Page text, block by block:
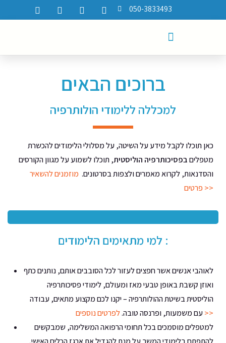
050-3833493
ברוכים הבאים
למכללה ללימודי הולותרפיה
כאן תוכלו לקבל מידע על השיטה, על מסלולי הלימודים להכשרת
מטפליםבפסיכותרפיה הוליסטית, תוכלו לשמוע על מגוון הקורסים
והסדנאות, לקרוא מאמרים ולצפות בסרטונים. מוזמנים להשאיר
פרטים>>
למי מתאימים הלימודים :
לאוהבי אנשים אשר חפצים לעזור לכל הסובבים אותם, נותנים כתף
ואוזן קשבת באופן טבעי מאז ומעולם, לימודי פסיכותרפיה
הוליסטית בשיטת ההולותרפיה – יקנו לכם מקצוע מתאים, עבודה
עם משמעות, ופרנסה טובה.לפרטים נוספים >>
למטפלים מוסמכים בכל תחומי הרפואה המשלימה, שמבקשים